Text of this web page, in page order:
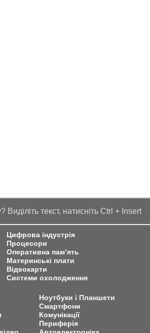
Виділіть текст, натисніть Ctrl + Insert
Цифрова індустрія
Процесори
Оперативна пам’ять
Материнські плати
Відеокарти
Системи охолодження
Ноутбуки і Планшети
Смартфони
Комунікації
Периферія